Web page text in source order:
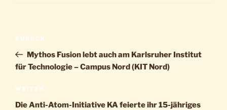
Beitragsnavigation
Vorheriger
Beitrag
ZURÜCK
Mythos Fusion lebt auch am Karlsruher Institut
für Technologie – Campus Nord (KIT Nord)
Nächster
Beitrag
WEITER
Die Anti-Atom-Initiative KA feierte ihr 15-jähriges